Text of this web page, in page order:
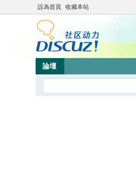
設為首頁 收藏本站
論壇